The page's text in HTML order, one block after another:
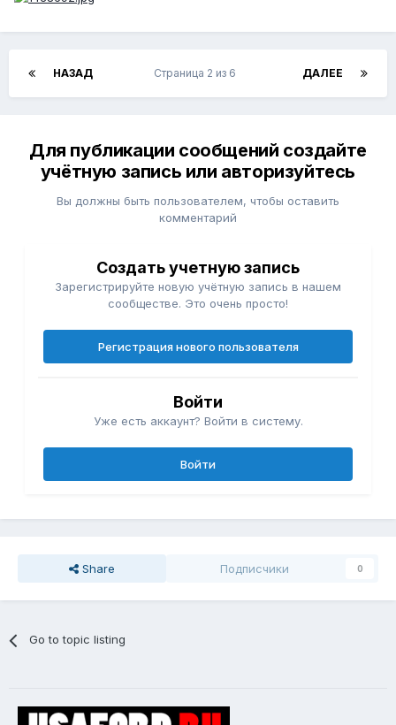
НАЗАД ДАЛЕЕ
Страница 2 из 6
Для публикации сообщений создайте
учётную запись или авторизуйтесь
Вы должны быть пользователем, чтобы оставить
комментарий
Создать учетную запись
Зарегистрируйте новую учётную запись в нашем
сообществе. Это очень просто!
Регистрация нового пользователя
Войти
Уже есть аккаунт? Войти в систему.
Войти
Share Подписчики 0
Go to topic listing